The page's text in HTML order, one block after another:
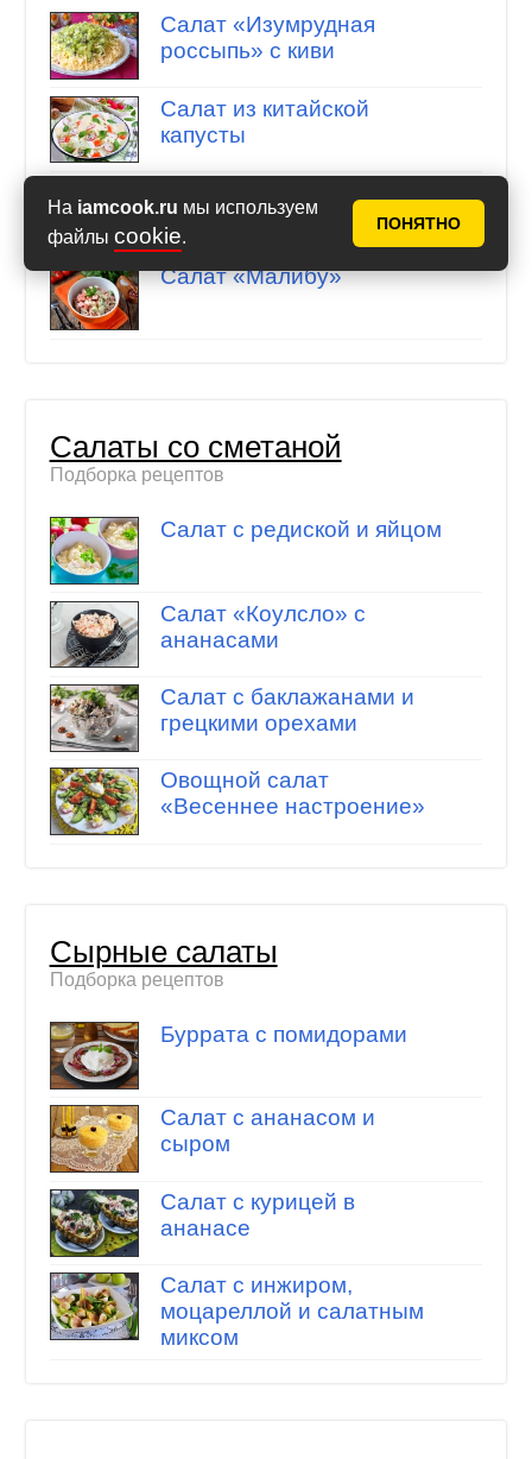
На iamcook.ru мы используем
файлы cookie.
ПОНЯТНО
Салат «Изумрудная
россыпь» с киви
Салат из китайской
капусты
и овощами
Салат «Малибу»
Салаты со сметаной
Подборка рецептов
Салат с редиской и яйцом
Салат «Коулсло» с
ананасами
Салат с баклажанами и
грецкими орехами
Овощной салат
«Весеннее настроение»
Сырные салаты
Подборка рецептов
Буррата с помидорами
Салат с ананасом и
сыром
Салат с курицей в
ананасе
Салат с инжиром,
моцареллой и салатным
миксом